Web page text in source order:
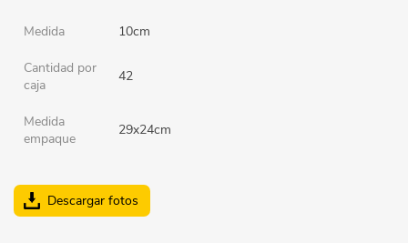
Medida 10cm
Cantidad por
caja
42
Medida
empaque
29x24cm
Descargar fotos